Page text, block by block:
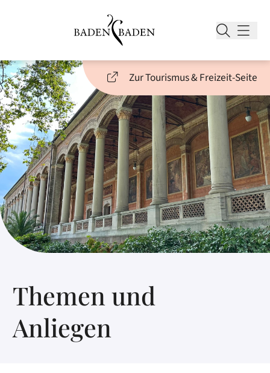
Zur Tourismus & Freizeit-Seite
Themen und
Anliegen